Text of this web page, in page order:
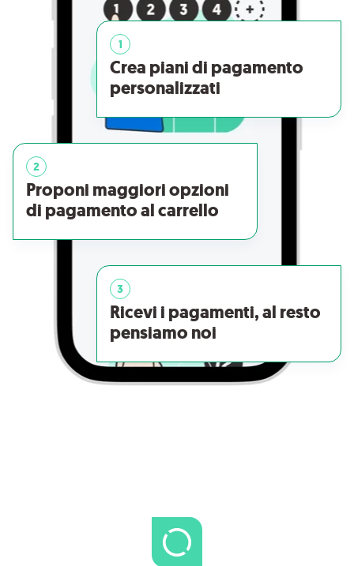
1
Crea piani di pagamento
personalizzati
2
Proponi maggiori opzioni
di pagamento al carrello
3
Ricevi i pagamenti, al resto
pensiamo noi